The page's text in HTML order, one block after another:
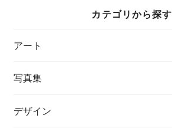
カテゴリから探す
アート
写真集
デザイン